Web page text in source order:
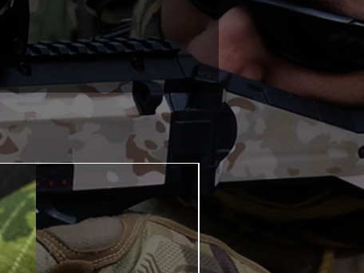
est indispensable. Un
ou un sèche cheveux sera
de votre Skin. Voir la